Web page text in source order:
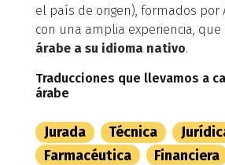
el país de origen), formados por
con una amplia experiencia, que
árabe a su idioma nativo.
Traducciones que llevamos a
árabe
Jurada Técnica
Farmacéutica
Financiera